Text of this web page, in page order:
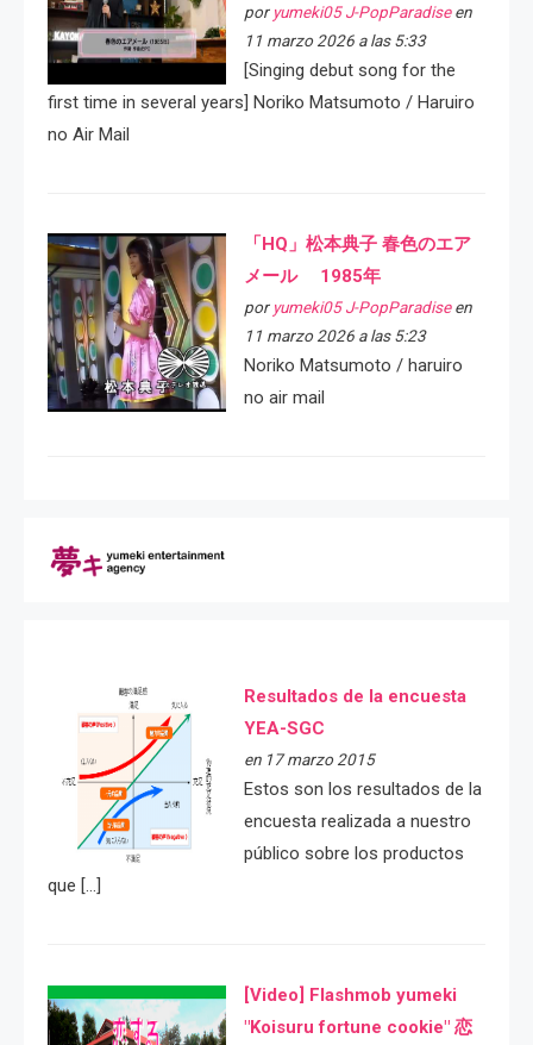
por yumeki05 J-PopParadiseen
11 marzo 2026 a las 5:33
[Singing debut song for the
first time in several years] Noriko Matsumoto / Haruiro
no Air Mail
「HQ」松本典子 春色のエア
メール 1985年
por yumeki05 J-PopParadiseen
11 marzo 2026 a las 5:23
Noriko Matsumoto / haruiro
no air mail
Resultados de la encuesta
YEA-SGC
en 17 marzo 2015
Estos son los resultados de la
encuesta realizada a nuestro
público sobre los productos
que […]
[Video] Flashmob yumeki
"Koisuru fortune cookie" 恋